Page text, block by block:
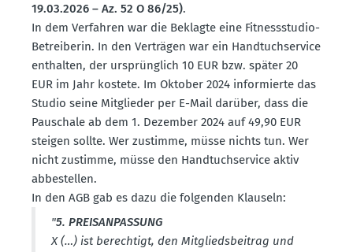
19.03.2026 – Az. 52 O 86/25).
In dem Verfahren war die Beklagte eine Fitness­studio-
Betrei­berin. In den Verträgen war ein Handtuch­service
enthalten, der ursprünglich 10 EUR bzw. später 20
EUR im Jahr kostete. Im Oktober 2024 infor­mierte das
Studio seine Mitglieder per E-Mail darüber, dass die
Pauschale ab dem 1. Dezember 2024 auf 49,90 EUR
steigen sollte. Wer zustimme, müsse nichts tun. Wer
nicht zustimme, müsse den Handtuch­service aktiv
abbestellen.
In den AGB gab es dazu die folgenden Klauseln:
"5. PREIS­AN­PASSUNG
X (…) ist berechtigt, den Mitglieds­beitrag und